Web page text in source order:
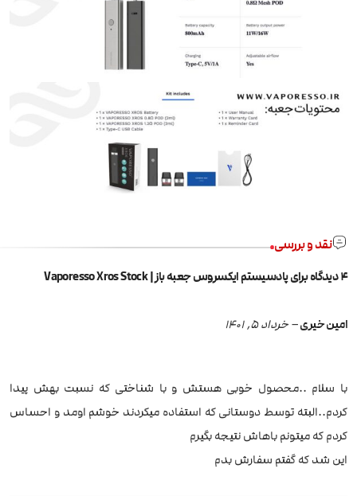
نقد و بررسی
4 دیدگاه برای پادسیستم ایکسروس جعبه باز | Vaporesso Xros Stock
امین خیری– خرداد 5, 1401
با سلام ..محصول خوبی هستش و با شناختی که نسبت بهش پیدا
کردم..البته توسط دوستانی که استفاده میکردند خوشم اومد و احساس
کردم که میتونم باهاش نتیجه بگیرم
این شد که گفتم سفارش بدم